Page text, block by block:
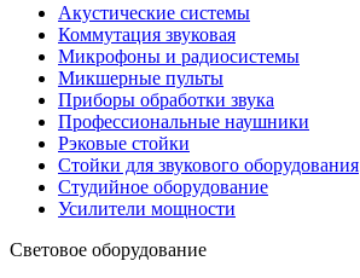
Акустические системы
Коммутация звуковая
Микрофоны и радиосистемы
Микшерные пульты
Приборы обработки звука
Профессиональные наушники
Рэковые стойки
Стойки для звукового оборудования
Студийное оборудование
Усилители мощности
Световое оборудование